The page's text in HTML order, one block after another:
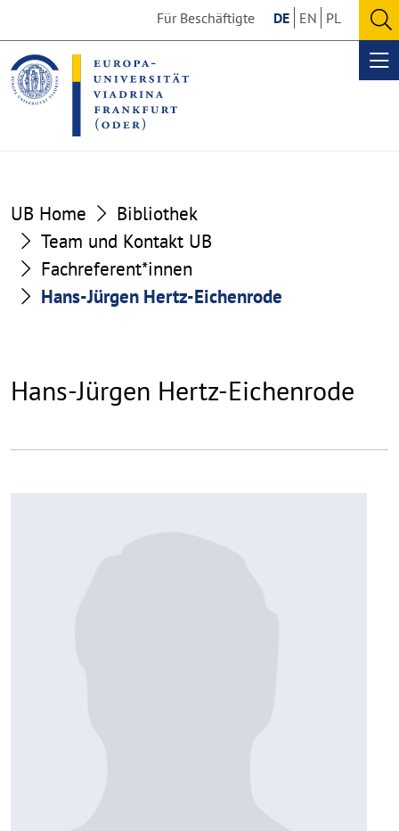
the
content
section
the
footer
section
Für Beschäftigte DE EN PL
UB Home
Bibliothek
Team und Kontakt UB
Fachreferent*innen
Hans-Jürgen Hertz-Eichenrode
Hans-Jürgen Hertz-Eichenrode